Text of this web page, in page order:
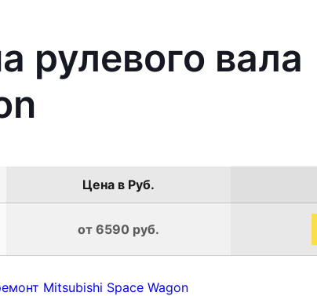
рулевого вала
Цена в Руб.
от 6590 руб.
Mitsubishi Space Wagon